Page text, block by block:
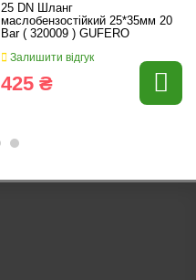
25 DN Шланг
маслобензостійкий 25*35мм 20
Bar ( 320009 ) GUFERO
Залишити відгук
425 ₴